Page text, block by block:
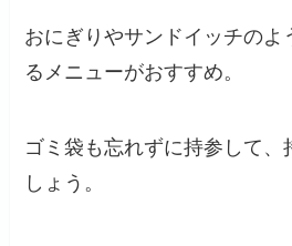
おにぎりやサンドイッチのよ
るメニューがおすすめ。
ゴミ袋も忘れずに持参して、
しょう。